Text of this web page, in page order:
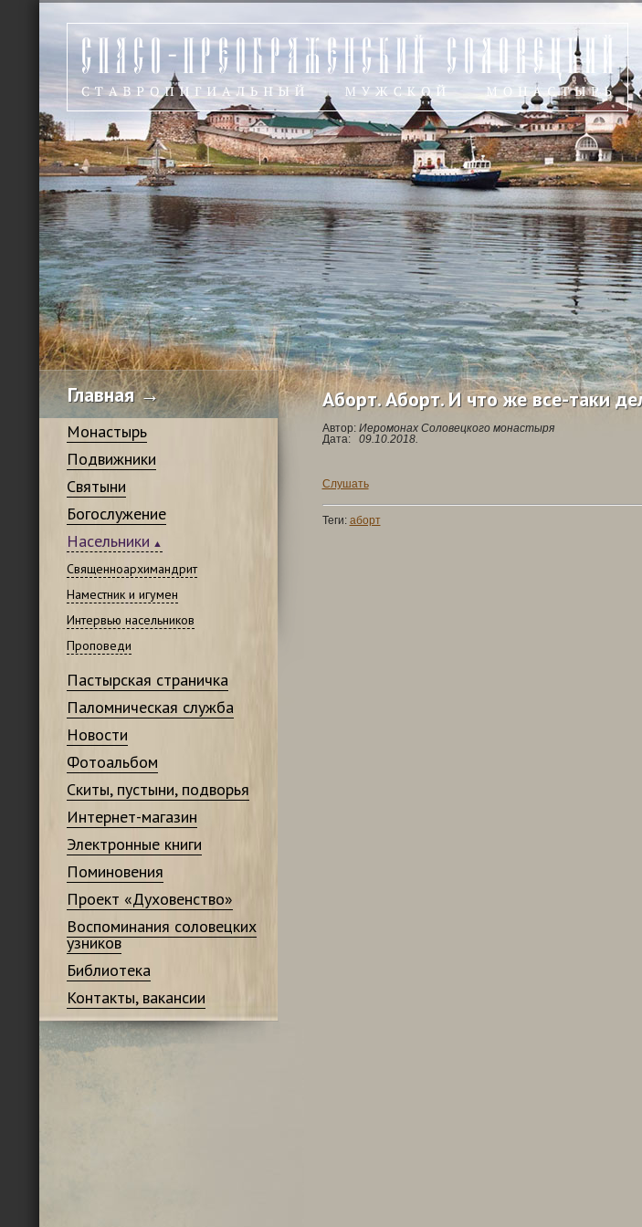
Главная →
Монастырь
Подвижники
Святыни
Богослужение
Насельники
Священноархимандрит
Наместник и игумен
Интервью насельников
Проповеди
Пастырская страничка
Паломническая служба
Новости
Фотоальбом
Скиты, пустыни, подворья
Интернет-магазин
Электронные книги
Поминовения
Проект «Духовенство»
Воспоминания соловецких
узников
Библиотека
Контакты, вакансии
Аборт. Аборт. И что же все-таки
Автор: Иеромонах Соловецкого монастыря
Дата:
09.10.2018.
Слушать
Теги: аборт